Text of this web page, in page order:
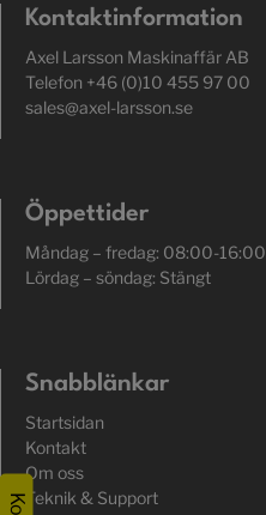
Kontaktinformation
Axel Larsson Maskinaffär AB
Telefon +46 (0)10 455 97 00
sales@axel-larsson.se
Öppettider
Måndag – fredag: 08:00-16:00
Lördag – söndag: Stängt
Snabblänkar
Startsidan
Kontakt
Om oss
Teknik & Support